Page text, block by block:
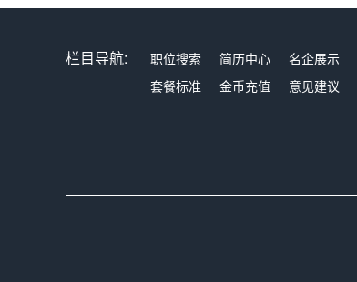
栏目导航: 职位搜索 简历中心 名企展示
套餐标准
金币充值 意见建议